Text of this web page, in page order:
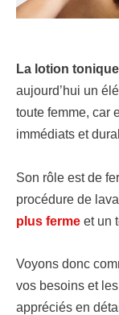
La lotion
aujourd’hui un
toute femme, car
immédiats et
Son rôle est de
procédure de
plus ferme et un
Voyons donc
vos besoins et
appréciés en